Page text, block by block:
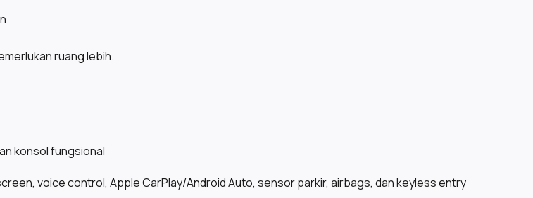
ruang lebih.
konsol fungsional
voice control, Apple CarPlay/Android Auto, sensor parkir, airbags, dan keyless entry